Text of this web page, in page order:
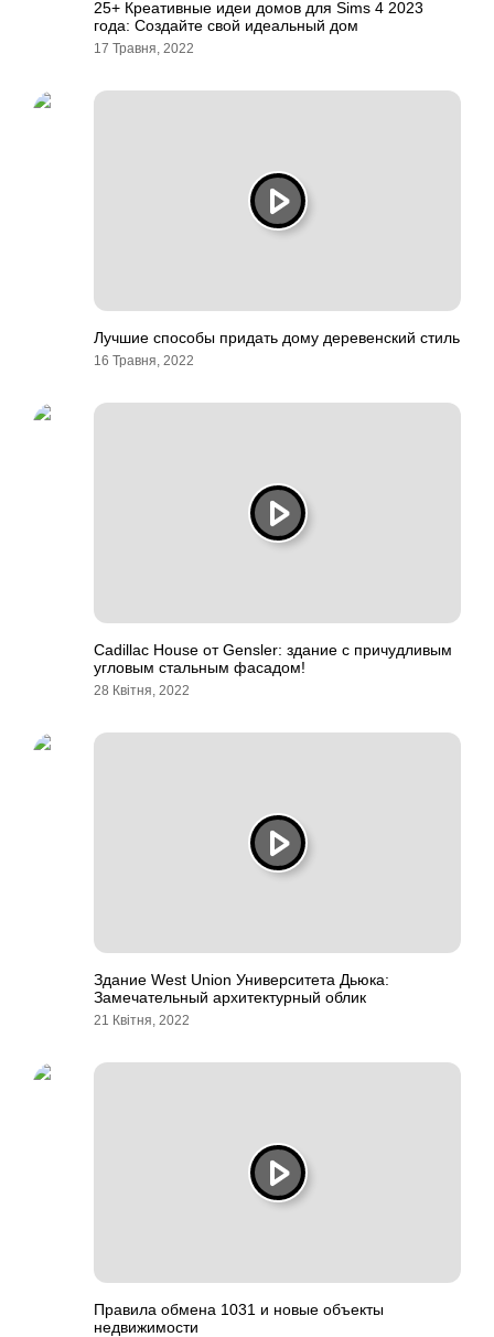
25+ Креативные идеи домов для Sims 4 2023
года: Создайте свой идеальный дом
17 Травня, 2022
Лучшие способы придать дому деревенский стиль
16 Травня, 2022
Cadillac House от Gensler: здание с причудливым
угловым стальным фасадом!
28 Квітня, 2022
Здание West Union Университета Дьюка:
Замечательный архитектурный облик
21 Квітня, 2022
Правила обмена 1031 и новые объекты
недвижимости